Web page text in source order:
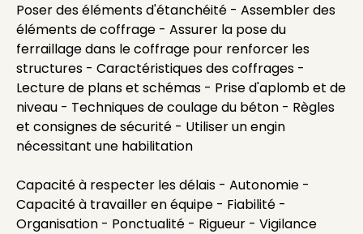
Poser des éléments d'étanchéité - Assembler des
éléments de coffrage - Assurer la pose du
ferraillage dans le coffrage pour renforcer les
structures - Caractéristiques des coffrages -
Lecture de plans et schémas - Prise d'aplomb et de
niveau - Techniques de coulage du béton - Règles
et consignes de sécurité - Utiliser un engin
nécessitant une habilitation
Capacité à respecter les délais - Autonomie -
Capacité à travailler en équipe - Fiabilité -
Organisation - Ponctualité - Rigueur - Vigilance